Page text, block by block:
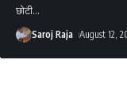
छोटी…
Saroj Raja August 12,